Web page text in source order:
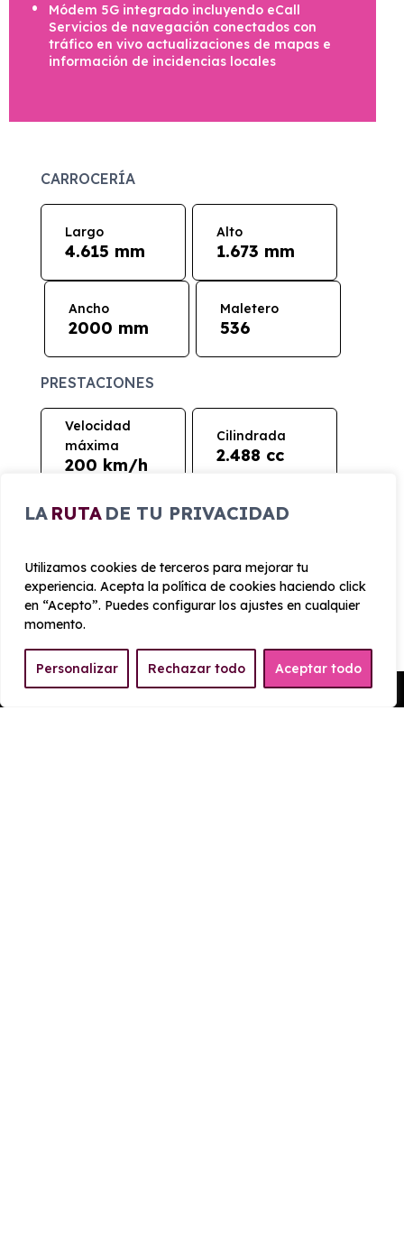
LA RUTA DE TU PRIVACIDAD
Utilizamos cookies de terceros para mejorar tu
experiencia. Acepta la política de cookies haciendo click
en “Acepto”. Puedes configurar los ajustes en cualquier
momento.
Personalizar Rechazar todo Aceptar todo
Módem 5G integrado incluyendo eCall
Servicios de navegación conectados con
tráfico en vivo actualizaciones de mapas e
información de incidencias locales
CARROCERÍA
Largo
4.615 mm
Alto
1.673 mm
Ancho
2000 mm
Maletero
536
PRESTACIONES
Velocidad
máxima
200 km/h
Cilindrada
2.488 cc
Aceleración Tracción
CONSUMO Y EMISIONES
20 g/km
Pedir Presupuesto